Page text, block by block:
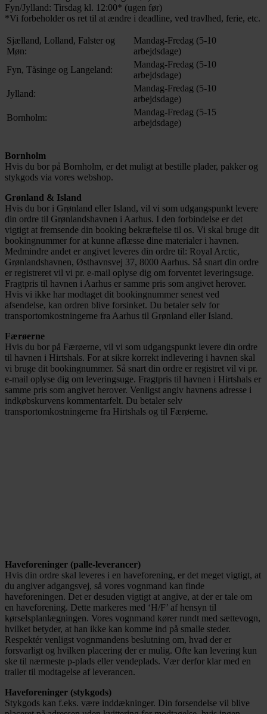
Fyn/Jylland: Tirsdag kl. 12:00* (ugen før)
*Vi forbeholder os ret til at ændre i deadline, ved travlhed, ferie, etc.
Sjælland, Lolland, Falster og
Møn:
Mandag-Fredag (5-10
arbejdsdage)
Fyn, Tåsinge og Langeland:
Mandag-Fredag (5-10
arbejdsdage)
Jylland:
Mandag-Fredag (5-10
arbejdsdage)
Bornholm:
Mandag-Fredag (5-15
arbejdsdage)
Bornholm
Hvis du bor på Bornholm, er det muligt at bestille plader, pakker og
stykgods via vores webshop.
Grønland & Island
Hvis du bor i Grønland eller Island, vil vi som udgangspunkt levere
din ordre til Grønlandshavnen i Aarhus. I den forbindelse er det
vigtigt at fremsende din booking bekræftelse til os. Vi skal bruge dit
bookingnummer for at kunne aflæsse dine materialer i havnen.
Medmindre andet er angivet leveres din ordre til: Royal Arctic,
Grønlandshavnen, Østhavnsvej 37, 8000 Aarhus. Så snart din ordre
er registreret vil vi pr. e-mail oplyse dig om forventet leveringsuge.
Fragtpris til havnen i Aarhus er samme pris som angivet herover.
Hvis vi ikke har modtaget dit bookingnummer senest ved
afsendelse, kan ordren blive forsinket. Du betaler selv for
transportomkostningerne fra Aarhus til Grønland eller Island.
Færøerne
Hvis du bor på Færøerne, vil vi som udgangspunkt levere din ordre
til havnen i Hirtshals. For at sikre korrekt indlevering i havnen skal
vi bruge dit bookingnummer. Så snart din ordre er registret vil vi pr.
e-mail oplyse dig om leveringsuge. Fragtpris til havnen i Hirtshals er
samme pris som angivet herover. Venligst angiv havnens adresse i
indkøbskurvens kommentarfelt. Du betaler selv
transportomkostningerne fra Hirtshals og til Færøerne.
Haveforeninger (palle-leverancer)
Hvis din ordre skal leveres i en haveforening, er det meget vigtigt, at
du angiver adgangsvej, så vores vognmand kan finde
haveforeningen. Det er desuden vigtigt at angive, at der er tale om
en haveforening. Dette markeres med ‘H/F’ af hensyn til
kørselsplanlægningen. Vores vognmand kører rundt med sættevogn,
hvilket betyder, at han ikke kan komme ind på smalle steder.
Respektér venligst vognmandens beslutning om, hvad der er
forsvarligt og hvilken placering der er mulig. Ofte kan levering kun
ske til nærmeste p-plads eller vendeplads. Vær derfor klar med en
trailer til modtagelse af leverancen.
Haveforeninger (stykgods)
Stykgods kan f.eks. være inddækninger. Din forsendelse vil blive